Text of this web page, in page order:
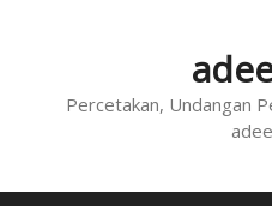
Percetakan, Undangan